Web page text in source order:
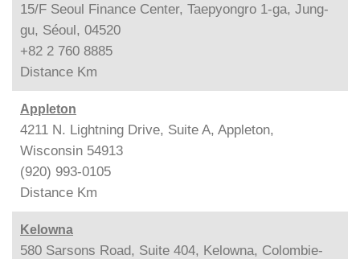
15/F Seoul Finance Center, Taepyongro 1-ga, Jung-
gu, Séoul, 04520
+82 2 760 8885
Distance Km
Appleton
4211 N. Lightning Drive, Suite A, Appleton,
Wisconsin 54913
(920) 993-0105
Distance Km
Kelowna
580 Sarsons Road, Suite 404, Kelowna, Colombie-